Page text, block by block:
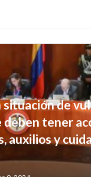
de
tener
auxilios y